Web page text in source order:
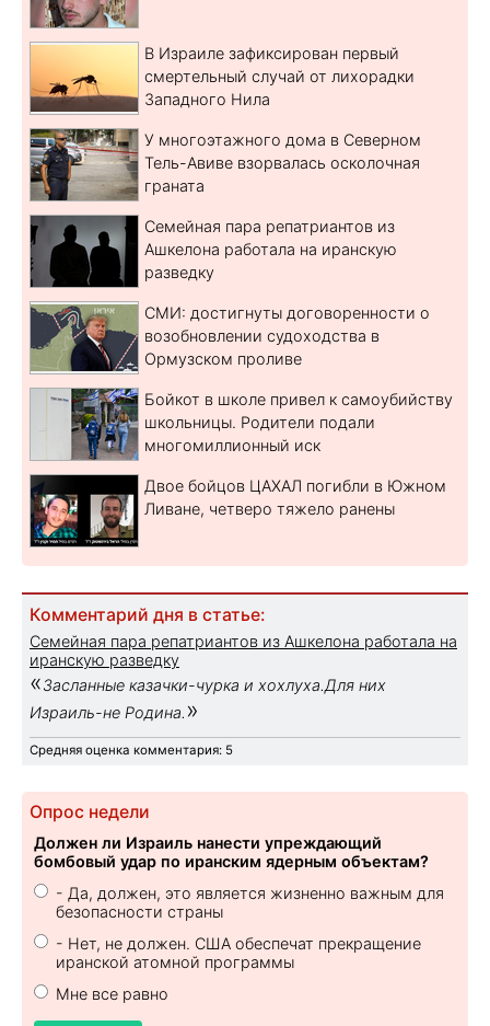
В Израиле зафиксирован первый
смертельный случай от лихорадки
Западного Нила
У многоэтажного дома в Северном
Тель-Авиве взорвалась осколочная
граната
Семейная пара репатриантов из
Ашкелона работала на иранскую
разведку
СМИ: достигнуты договоренности о
возобновлении судоходства в
Ормузском проливе
Бойкот в школе привел к самоубийству
школьницы. Родители подали
многомиллионный иск
Двое бойцов ЦАХАЛ погибли в Южном
Ливане, четверо тяжело ранены
Комментарий дня в статье:
Семейная пара репатриантов из Ашкелона работала на
иранскую разведку
«Засланные казачки-чурка и хохлуха.Для них
Израиль-не Родина. »
Средняя оценка комментария: 5
Опрос недели
Должен ли Израиль нанести упреждающий
бомбовый удар по иранским ядерным объектам?
- Да, должен, это является жизненно важным для
безопасности страны
- Нет, не должен. США обеспечат прекращение
иранской атомной программы
Мне все равно